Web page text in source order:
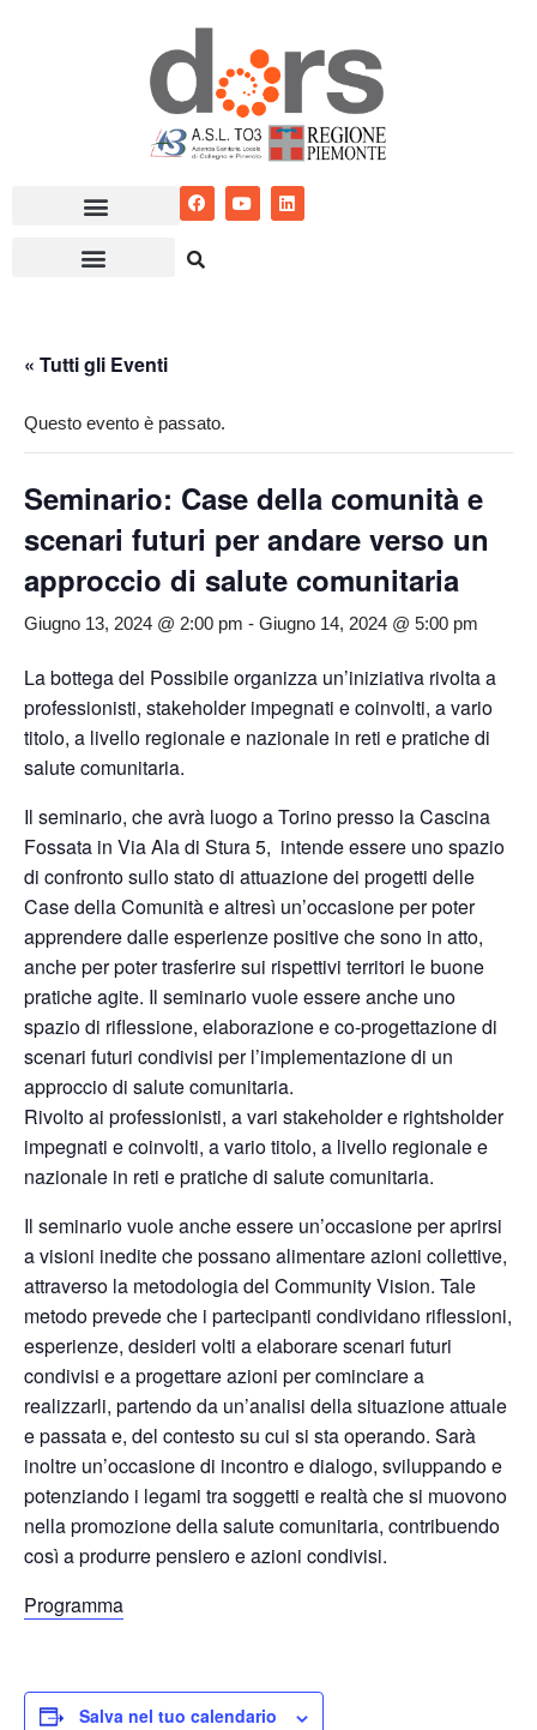
« Tutti gli Eventi
Questo evento è passato.
Seminario: Case della comunità e
scenari futuri per andare verso un
approccio di salute comunitaria
Giugno 13, 2024 @ 2:00 pm - Giugno 14, 2024 @ 5:00 pm
La bottega del Possibile organizza un’iniziativa rivolta a
professionisti, stakeholder impegnati e coinvolti, a vario
titolo, a livello regionale e nazionale in reti e pratiche di
salute comunitaria.
Il seminario, che avrà luogo a Torino presso la Cascina
Fossata in Via Ala di Stura 5, intende essere uno spazio
di confronto sullo stato di attuazione dei progetti delle
Case della Comunità e altresì un’occasione per poter
apprendere dalle esperienze positive che sono in atto,
anche per poter trasferire sui rispettivi territori le buone
pratiche agite. Il seminario vuole essere anche uno
spazio di riflessione, elaborazione e co-progettazione di
scenari futuri condivisi per l’implementazione di un
approccio di salute comunitaria.
Rivolto ai professionisti, a vari stakeholder e rightsholder
impegnati e coinvolti, a vario titolo, a livello regionale e
nazionale in reti e pratiche di salute comunitaria.
Il seminario vuole anche essere un’occasione per aprirsi
a visioni inedite che possano alimentare azioni collettive,
attraverso la metodologia del Community Vision. Tale
metodo prevede che i partecipanti condividano riflessioni,
esperienze, desideri volti a elaborare scenari futuri
condivisi e a progettare azioni per cominciare a
realizzarli, partendo da un’analisi della situazione attuale
e passata e, del contesto su cui si sta operando. Sarà
inoltre un’occasione di incontro e dialogo, sviluppando e
potenziando i legami tra soggetti e realtà che si muovono
nella promozione della salute comunitaria, contribuendo
così a produrre pensiero e azioni condivisi.
Programma
Salva nel tuo calendario